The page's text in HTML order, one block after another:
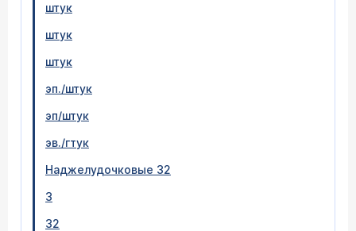
штук
штук
штук
эп./штук
эп/штук
эв./гтук
Наджелудочковые 32
3
32